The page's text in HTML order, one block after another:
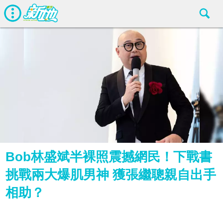
Bob林盛斌半裸照震撼網民！下戰書
挑戰兩大爆肌男神 獲張繼聰親自出手
相助？